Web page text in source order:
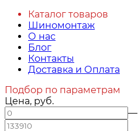
Каталог товаров
Шиномонтаж
О нас
Блог
Контакты
Доставка и Оплата
Подбор по параметрам
Цена, руб.
—